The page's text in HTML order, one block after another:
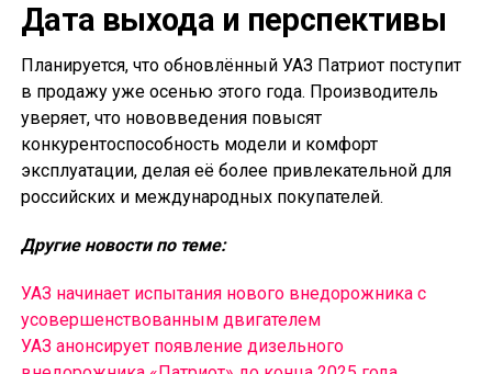
Дата выхода и перспективы
Планируется, что обновлённый УАЗ Патриот поступит
в продажу уже осенью этого года. Производитель
уверяет, что нововведения повысят
конкурентоспособность модели и комфорт
эксплуатации, делая её более привлекательной для
российских и международных покупателей.
Другие новости по теме:
УАЗ начинает испытания нового внедорожника с
усовершенствованным двигателем
УАЗ анонсирует появление дизельного